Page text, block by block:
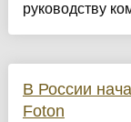
руководству
В России
Foton